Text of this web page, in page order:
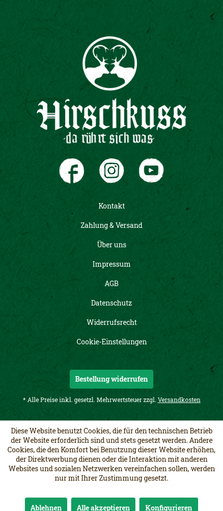
Kontakt
Zahlung & Versand
Über uns
Impressum
AGB
Datenschutz
Widerrufsrecht
Cookie-Einstellungen
Bestellung widerrufen
* Alle Preise inkl. gesetzl. Mehrwertsteuer zzgl. Versandkosten
Diese Website benutzt Cookies, die für den technischen Betrieb
der Website erforderlich sind und stets gesetzt werden. Andere
Cookies, die den Komfort bei Benutzung dieser Website erhöhen,
der Direktwerbung dienen oder die Interaktion mit anderen
Websites und sozialen Netzwerken vereinfachen sollen, werden
nur mit Ihrer Zustimmung gesetzt.
Ablehnen Alle akzeptieren Konfigurieren